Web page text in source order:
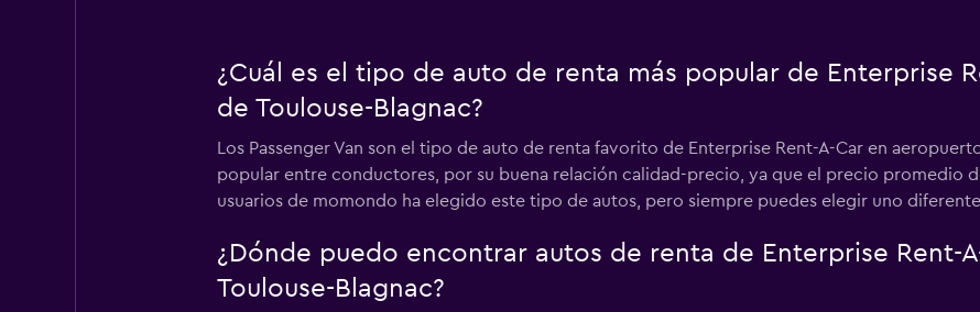
¿Cuál es el tipo de auto de renta más popular de Enterprise
de Toulouse-Blagnac?
Los Passenger Van son el tipo de auto de renta favorito de Enterprise Rent-A-Car en
popular entre conductores, por su buena relación calidad-precio, ya que el precio promedio
usuarios de momondo ha elegido este tipo de autos, pero siempre puedes elegir uno
¿Dónde puedo encontrar autos de renta de Enterprise Rent-
Toulouse-Blagnac?